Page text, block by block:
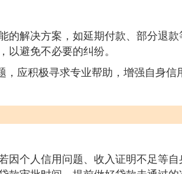
解决方案，如延期付款、部分退款
避免不必要的纠纷。
应积极寻求专业帮助，增强自身
因个人信用问题、收入证明不足等